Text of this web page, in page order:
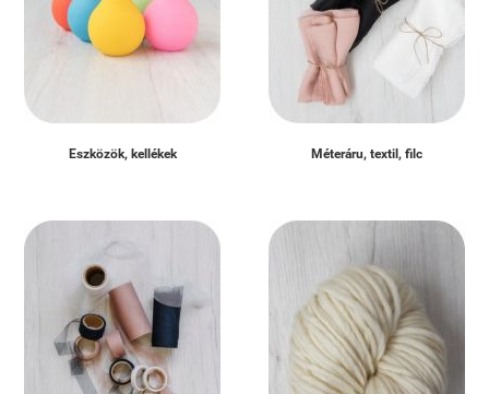
Eszközök, kellékek Méteráru, textil, filc